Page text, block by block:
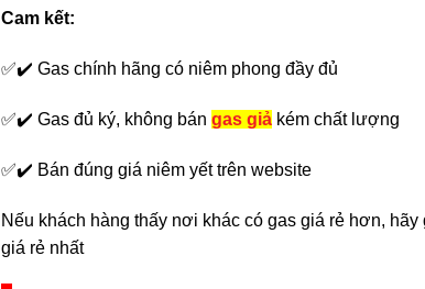
Cam kết:
✅✔️ Gas chính hãng có niêm phong đầy đủ
✅✔️ Gas đủ ký, không bángas giả kém chất lượng
✅✔️ Bán đúng giá niêm yết trên website
Nếu khách hàng thấy nơi khác có gas giá rẻ hơn,
giá rẻ nhất